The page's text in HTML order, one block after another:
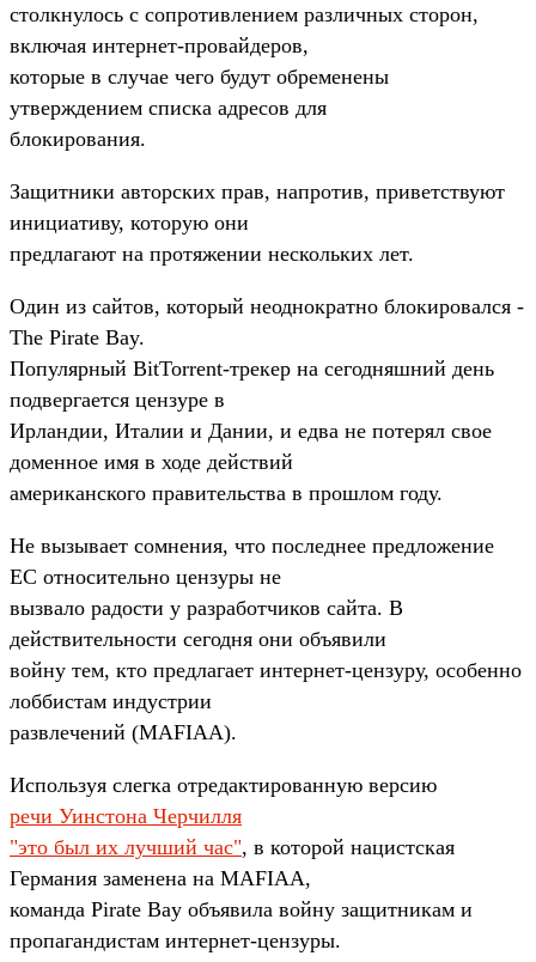
столкнулось с сопротивлением различных сторон,
включая интернет-провайдеров,
которые в случае чего будут обременены
утверждением списка адресов для
блокирования.
Защитники авторских прав, напротив, приветствуют
инициативу, которую они
предлагают на протяжении нескольких лет.
Один из сайтов, который неоднократно блокировался -
The Pirate Bay.
Популярный BitTorrent-трекер на сегодняшний день
подвергается цензуре в
Ирландии, Италии и Дании, и едва не потерял свое
доменное имя в ходе действий
американского правительства в прошлом году.
Не вызывает сомнения, что последнее предложение
ЕС относительно цензуры не
вызвало радости у разработчиков сайта. В
действительности сегодня они объявили
войну тем, кто предлагает интернет-цензуру, особенно
лоббистам индустрии
развлечений (MAFIAA).
Используя слегка отредактированную версию
речи Уинстона Черчилля
"это был их лучший час", в которой нацистская
Германия заменена на MAFIAA,
команда Pirate Bay объявила войну защитникам и
пропагандистам интернет-цензуры.